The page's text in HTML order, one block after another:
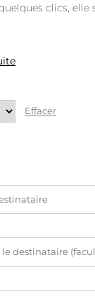
clics, elle
Effacer